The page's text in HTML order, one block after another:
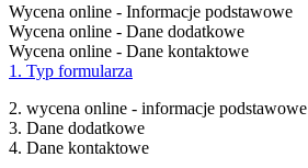
Wycena online - Informacje podstawowe
Wycena online - Dane dodatkowe
Wycena online - Dane kontaktowe
1. Typ formularza
2. wycena online - informacje podstawowe
3. Dane dodatkowe
4. Dane kontaktowe